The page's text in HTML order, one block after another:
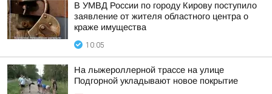
В УМВД России по городу Кирову поступило
заявление от жителя областного центра о
краже имущества
10:05
На лыжероллерной трассе на улице
Подгорной укладывают новое покрытие